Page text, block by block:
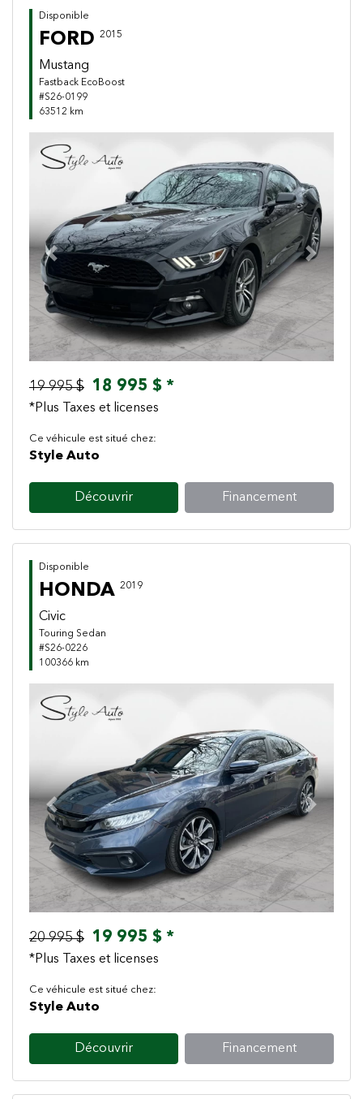
Disponible
FORD 2015
Mustang
Fastback EcoBoost
#S26-0199
63512 km
Previous Next
19 995 $ 18 995 $ *
*Plus Taxes et licenses
Ce véhicule est situé chez:
Style Auto
Découvrir Financement
Disponible
HONDA 2019
Civic
Touring Sedan
#S26-0226
100366 km
Previous Next
20 995 $ 19 995 $ *
*Plus Taxes et licenses
Ce véhicule est situé chez:
Style Auto
Découvrir Financement